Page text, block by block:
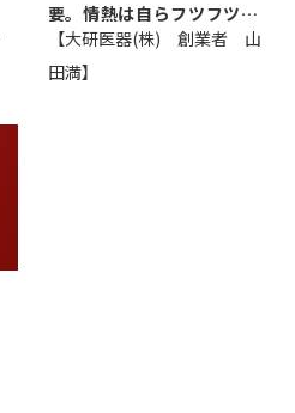
要。情熱は自らフツフツと
湧いてくるもの...
【大研医器(株) 創業者 山
田満】